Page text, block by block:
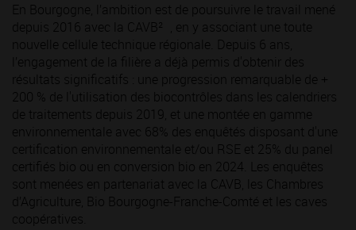
En Bourgogne, l’ambition est de poursuivre le travail mené
depuis 2016 avec la CAVB²​​ , en y associant une toute
nouvelle cellule technique régionale. Depuis 6 ans,
l’engagement de la filière a déjà permis d'obtenir des
résultats significatifs : une progression remarquable de +
200 % de l'utilisation des biocontrôles dans les calendriers
de traitements depuis 2019, et une montée en gamme
environnementale avec 68% des enquêtés disposant d'une
certification environnementale et/ou RSE et 25% du panel
certifiés bio ou en conversion bio en 2024. Les enquêtes
sont menées en partenariat avec la CAVB, les Chambres
d’Agriculture, Bio Bourgogne-Franche-Comté et les caves
coopératives.